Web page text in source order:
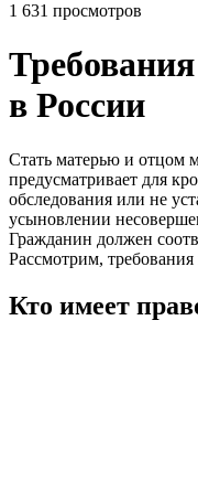
1 631 просмотров
в России
Стать матерью и отцом
предусматривает для
обследования или не
усыновлении
Гражданин должен
Рассмотрим,
Кто имеет